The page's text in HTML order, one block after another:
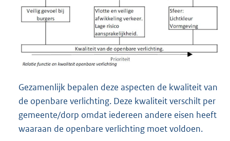
Gezamenlijk bepalen deze aspecten de kwaliteit van
de openbare verlichting. Deze kwaliteit verschilt per
gemeente/dorp omdat iedereen andere eisen heeft
waaraan de openbare verlichting moet voldoen.